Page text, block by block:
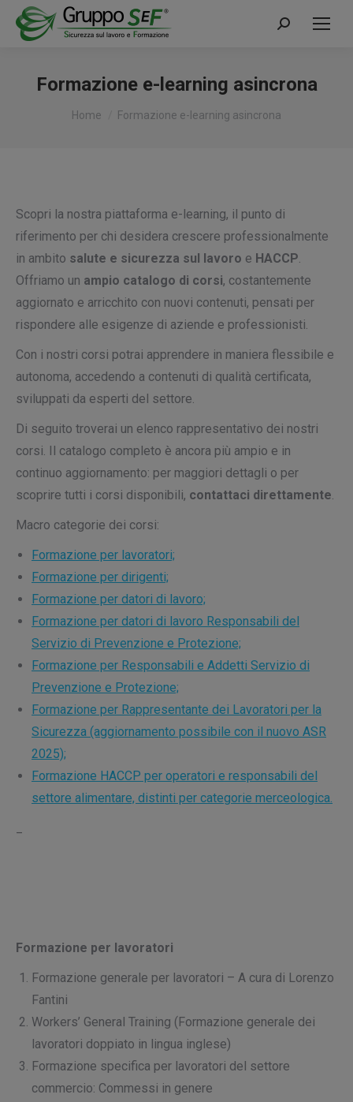
Cerca:
Formazione e-learning asincrona
Tu sei qui:
Home Formazione e-learning asincrona
Scopri la nostra piattaforma e-learning, il punto di
riferimento per chi desidera crescere professionalmente
in ambito salute e sicurezza sul lavoro e HACCP.
Offriamo un ampio catalogo di corsi, costantemente
aggiornato e arricchito con nuovi contenuti, pensati per
rispondere alle esigenze di aziende e professionisti.
Con i nostri corsi potrai apprendere in maniera flessibile e
autonoma, accedendo a contenuti di qualità certificata,
sviluppati da esperti del settore.
Di seguito troverai un elenco rappresentativo dei nostri
corsi. Il catalogo completo è ancora più ampio e in
continuo aggiornamento: per maggiori dettagli o per
scoprire tutti i corsi disponibili, contattaci direttamente.
Macro categorie dei corsi:
Formazione per lavoratori;
Formazione per dirigenti;
Formazione per datori di lavoro;
Formazione per datori di lavoro Responsabili del
Servizio di Prevenzione e Protezione;
Formazione per Responsabili e Addetti Servizio di
Prevenzione e Protezione;
Formazione per Rappresentante dei Lavoratori per la
Sicurezza (aggiornamento possibile con il nuovo ASR
2025);
Formazione HACCP per operatori e responsabili del
settore alimentare, distinti per categorie merceologica.
Formazione per lavoratori
Formazione generale per lavoratori – A cura di Lorenzo
Fantini
Workers’ General Training (Formazione generale dei
lavoratori doppiato in lingua inglese)
Formazione specifica per lavoratori del settore
commercio: Commessi in genere